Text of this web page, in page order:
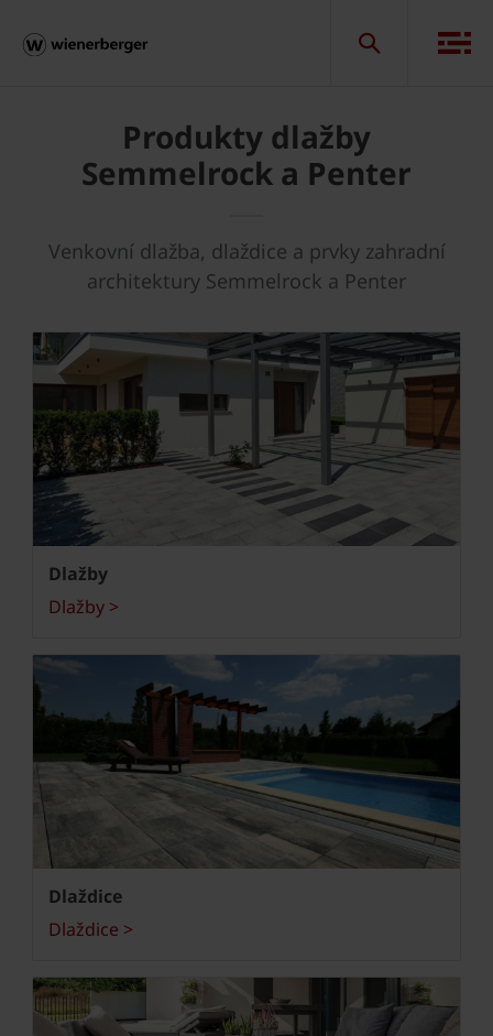
Produkty dlažby
Semmelrock a Penter
Venkovní dlažba, dlaždice a prvky zahradní
architektury Semmelrock a Penter
Dlažby
Dlažby >
Dlaždice
Dlaždice >